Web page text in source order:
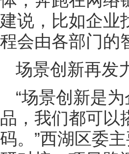
建说，比如企业
程会由各部门的
场景创新再发
“场景创新是
品，我们都可以
码。”西湖区委